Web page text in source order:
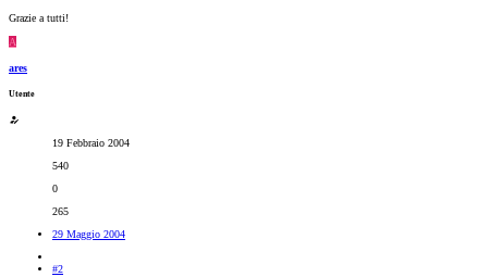
Grazie a tutti!
A
ares
Utente
19 Febbraio 2004
540
0
265
29 Maggio 2004
#2